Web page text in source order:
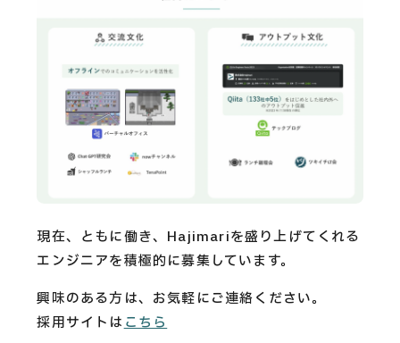
現在、ともに働き、Hajimariを盛り上げてくれる
エンジニアを積極的に募集しています。
興味のある方は、お気軽にご連絡ください。
採用サイトはこちら